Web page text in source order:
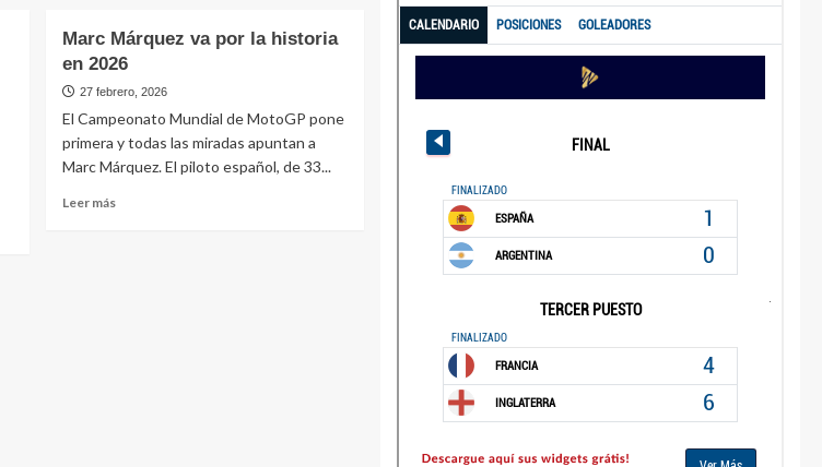
Marc Márquez va por la historia
en 2026
27 febrero, 2026
El Campeonato Mundial de MotoGP pone
primera y todas las miradas apuntan a
Marc Márquez. El piloto español, de 33...
Leer más